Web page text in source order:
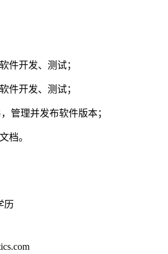
件开发、测试；
件开发、测试；
管理并发布软件版本；
档。
历